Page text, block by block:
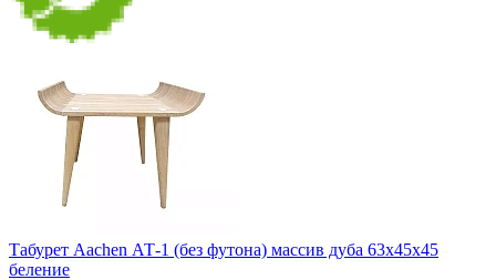
Табурет Aachen АТ-1 (без футона) массив дуба 63х45х45
беление